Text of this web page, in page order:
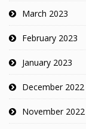
March 2023
February 2023
January 2023
December 2022
November 2022